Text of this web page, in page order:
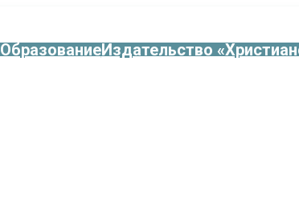
ОбразованиеИздательство